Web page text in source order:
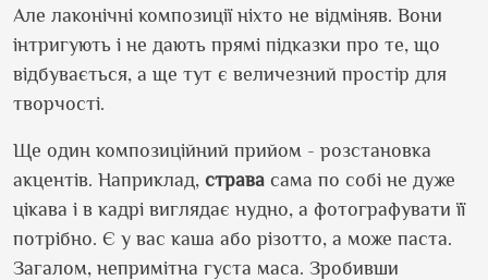
Але лаконічні композиції ніхто не відміняв. Вони
інтригують і не дають прямі підказки про те, що
відбувається, а ще тут є величезний простір для
творчості.
Ще один композиційний прийом - розстановка
акцентів. Наприклад, страва сама по собі не дуже
цікава і в кадрі виглядає нудно, а фотографувати її
потрібно. Є у вас каша або різотто, а може паста.
Загалом, непримітна густа маса. Зробивши